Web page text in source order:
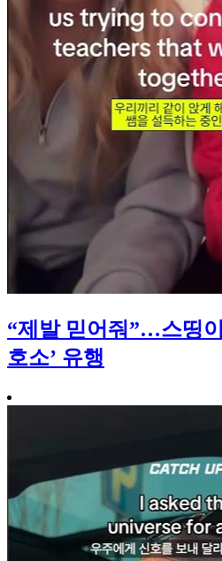
“제발 믿어줘”…스띵
호소’ 유행